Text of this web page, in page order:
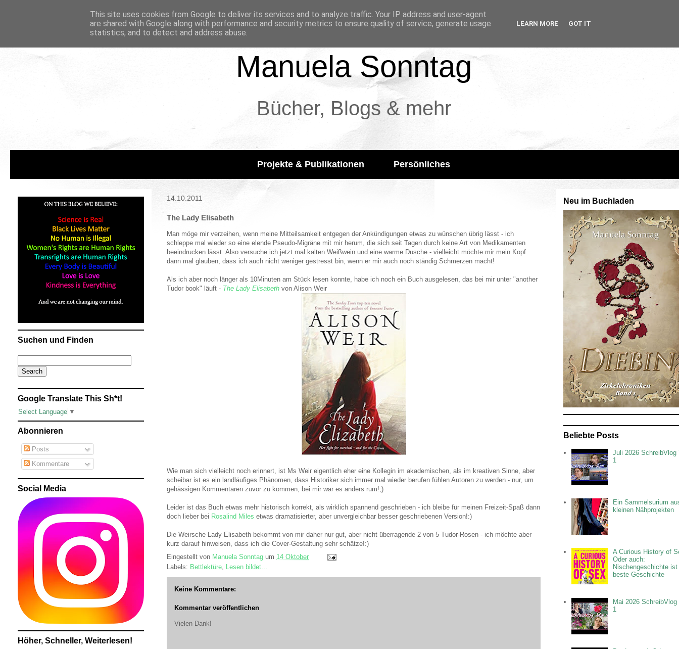
Manuela Sonntag
Bücher, Blogs & mehr
Projekte & Publikationen Persönliches
14.10.2011
The Lady Elisabeth
Man möge mir verzeihen, wenn meine Mitteilsamkeit entgegen der Ankündigungen etwas zu wünschen übrig lässt - ich
schleppe mal wieder so eine elende Pseudo-Migräne mit mir herum, die sich seit Tagen durch keine Art von Medikamenten
beeindrucken lässt. Also versuche ich jetzt mal kalten Weißwein und eine warme Dusche - vielleicht möchte mir mein Kopf
dann mal glauben, dass ich auch nicht weniger gestresst bin, wenn er mir auch noch ständig Schmerzen macht!
Als ich aber noch länger als 10Minuten am Stück lesen konnte, habe ich noch ein Buch ausgelesen, das bei mir unter "another
Tudor book" läuft - The Lady Elisabeth von Alison Weir
Wie man sich vielleicht noch erinnert, ist Ms Weir eigentlich eher eine Kollegin im akademischen, als im kreativen Sinne, aber
scheibar ist es ein landläufiges Phänomen, dass Historiker sich immer mal wieder berufen fühlen Autoren zu werden - nur, um
gehässigen Kommentaren zuvor zu kommen, bei mir war es anders rum!;)
Leider ist das Buch etwas mehr historisch korrekt, als wirklich spannend geschrieben - ich bleibe für meinen Freizeit-Spaß dann
doch lieber bei Rosalind Miles etwas dramatisierter, aber unvergleichbar besser geschriebenen Version!:)
Die Weirsche Lady Elisabeth bekommt von mir daher nur gut, aber nicht überragende 2 von 5 Tudor-Rosen - ich möchte aber
kurz darauf hinweisen, dass ich die Cover-Gestaltung sehr schätze!:)
Eingestellt von Manuela Sonntag um 14 Oktober
Labels: Bettlektüre Lesen bildet...
Keine Kommentare:
Kommentar veröffentlichen
Vielen Dank!
Suchen und Finden
Google Translate This Sh*t!
Select Language ▼
Abonnieren
Posts
Kommentare
Social Media
Höher, Schneller, Weiterlesen!
Neu im Buchladen
Beliebte Posts
Juli 2026 SchreibVlog
1
Ein Sammelsurium
kleinen Nähprojekten
A Curious History of
Oder auch:
Nischengeschichte ist
beste Geschichte
Mai 2026 SchreibVlog
1
This site uses cookies from Google to deliver its services and to analyze traffic. Your IP address and user-agent
are shared with Google along with performance and security metrics to ensure quality of service, generate usage
statistics, and to detect and address abuse.
LEARN MORE GOT IT